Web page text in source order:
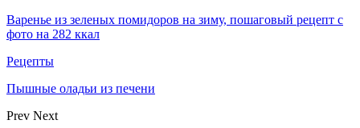
Варенье из зеленых помидоров на зиму, пошаговый рецепт с
фото на 282 ккал
Рецепты
Пышные оладьи из печени
Prev Next